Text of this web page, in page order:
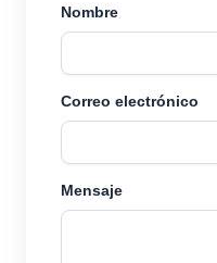
Nombre
Correo electrónico
Mensaje